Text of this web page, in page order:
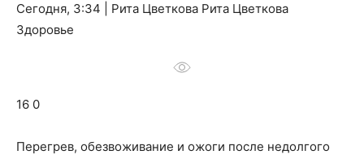
Сегодня, 3:34 | Рита Цветкова Рита Цветкова
Здоровье
16 0
Перегрев, обезвоживание и ожоги после недолгого